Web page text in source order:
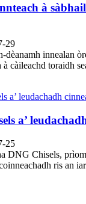
à
29
dèanamh innealan
à càileachd toraidh
a’
25
DNG Chisels,
ris an